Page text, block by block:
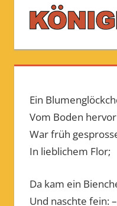
Ein
Vom Boden hervor
War früh
In lieblichem Flor;
Da kam ein
Und naschte fein: –